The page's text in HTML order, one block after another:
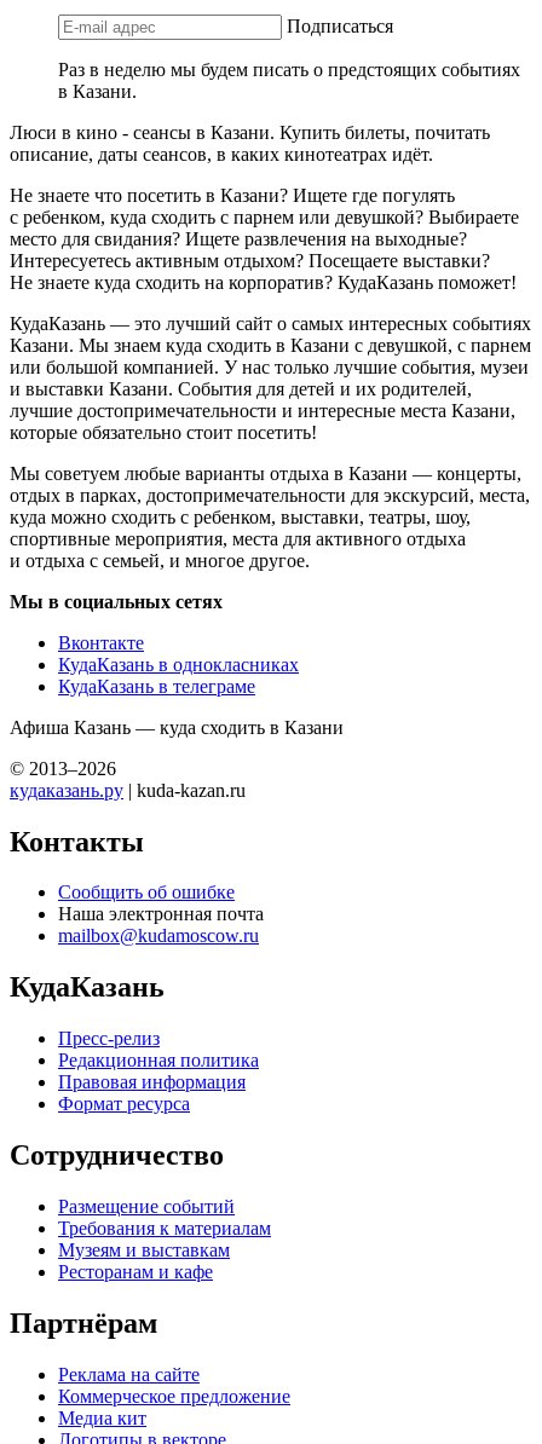
Подписаться
Раз в неделю мы будем писать о предстоящих событиях
в Казани.
Люси в кино - сеансы в Казани. Купить билеты, почитать
описание, даты сеансов, в каких кинотеатрах идёт.
Не знаете что посетить в Казани? Ищете где погулять
с ребенком, куда сходить с парнем или девушкой? Выбираете
место для свидания? Ищете развлечения на выходные?
Интересуетесь активным отдыхом? Посещаете выставки?
Не знаете куда сходить на корпоратив? КудаКазань поможет!
КудаКазань — это лучший сайт о самых интересных событиях
Казани. Мы знаем куда сходить в Казани с девушкой, с парнем
или большой компанией. У нас только лучшие события, музеи
и выставки Казани. События для детей и их родителей,
лучшие достопримечательности и интересные места Казани,
которые обязательно стоит посетить!
Мы советуем любые варианты отдыха в Казани — концерты,
отдых в парках, достопримечательности для экскурсий, места,
куда можно сходить с ребенком, выставки, театры, шоу,
спортивные мероприятия, места для активного отдыха
и отдыха с семьей, и многое другое.
Мы в социальных сетях
Вконтакте
КудаКазань в однокласниках
КудаКазань в телеграме
Афиша Казань — куда сходить в Казани
© 2013–2026
кудаказань.ру | kuda-kazan.ru
Контакты
Сообщить об ошибке
Наша электронная почта
mailbox@kudamoscow.ru
КудаКазань
Пресс-релиз
Редакционная политика
Правовая информация
Формат ресурса
Сотрудничество
Размещение событий
Требования к материалам
Музеям и выставкам
Ресторанам и кафе
Партнёрам
Реклама на сайте
Коммерческое предложение
Медиа кит
Логотипы в векторе